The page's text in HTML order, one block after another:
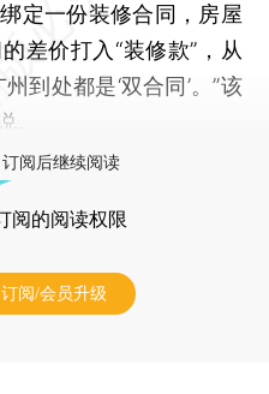
定一份装修合同，房屋
差价打入“装修款”，从
到处都是‘双合同’。”该
。
阅后继续阅读
阅的阅读权限
订阅/会员升级